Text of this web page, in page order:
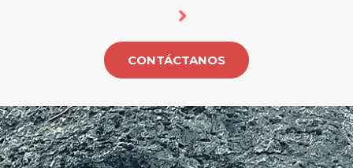
CONTÁCTANOS